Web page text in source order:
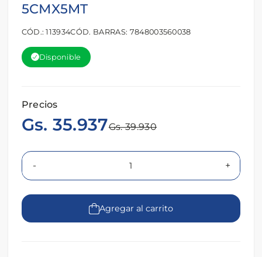
5CMX5MT
CÓD.: 113934CÓD. BARRAS: 7848003560038
Disponible
Precios
Gs. 35.937Gs. 39.930
- +
Agregar al carrito